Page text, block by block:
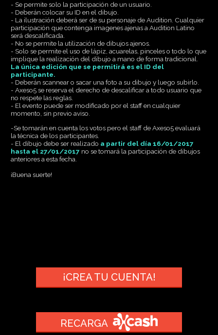
- Se permite solo la participación de un usuario.
- Deberán colocar su ID en el dibujo.
- La ilustración deberá ser de su personaje de Audition. Cualquier
participación que contenga imagenes ajenas a Audition Latino
será descalificada.
- No se permite la utilización de dibujos ajenos.
- Solo se permite el uso de lápiz, acuarelas, pinceles o todo lo que
implique la realización del dibujo a mano de forma tradicional.
La única edición que se permitirá es el ID del
participante.
- Deberán scannear o sacar una foto a su dibujo y luego subirlo.
- Axeso5 se reserva el derecho de descalificar a todo usuario que
no respete las reglas.
- El evento puede ser modificado por el staff en cualquier
momento, sin previo aviso.
-Se tomarán en cuenta los votos pero el staff de Axeso5 evaluará
la técnica de los participantes.
- El dibujo debe ser realizado a partir del día 16/01/2017
hasta el 27/01/2017 no se tomará la participación de dibujos
anteriores a esta fecha.
¡Buena suerte!
¡CREA TU CUENTA!
RECARGA